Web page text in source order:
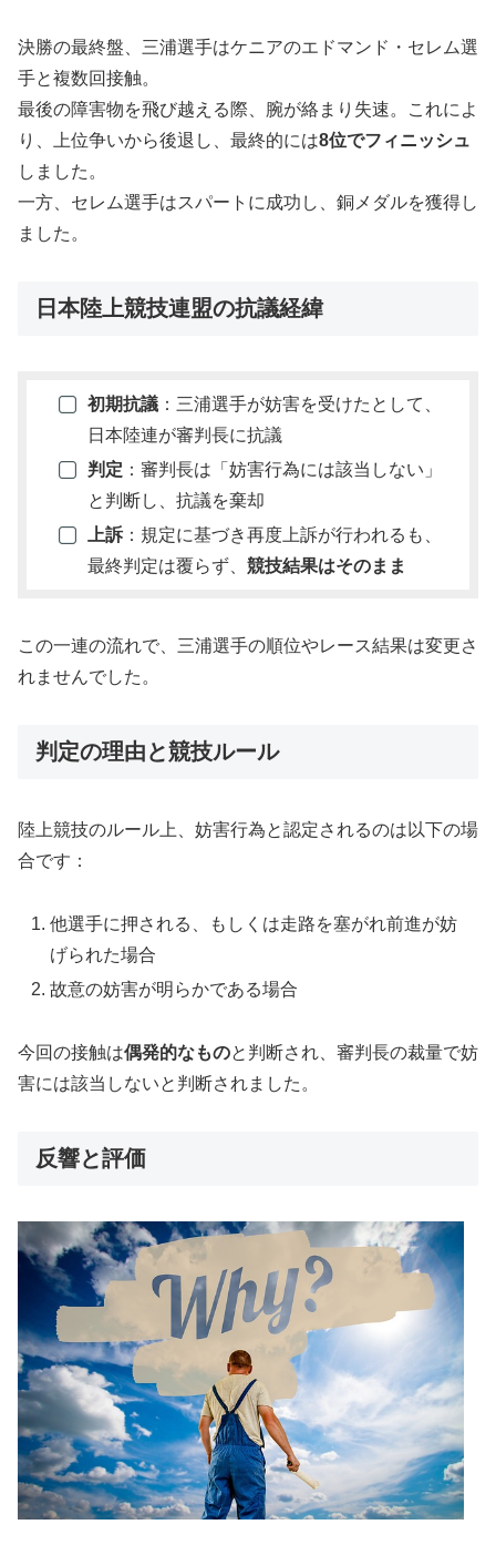
決勝の最終盤、三浦選手はケニアのエドマンド・セレム選
手と複数回接触。
最後の障害物を飛び越える際、腕が絡まり失速。これによ
り、上位争いから後退し、最終的には8位でフィニッシュ
しました。
一方、セレム選手はスパートに成功し、銅メダルを獲得し
ました。
日本陸上競技連盟の抗議経緯
初期抗議：三浦選手が妨害を受けたとして、
日本陸連が審判長に抗議
判定 ：審判長は「妨害行為には該当しない」
と判断し、抗議を棄却
上訴：規定に基づき再度上訴が行われるも、
最終判定は覆らず、 競技結果はそのまま
この一連の流れで、三浦選手の順位やレース結果は変更さ
れませんでした。
判定の理由と競技ルール
陸上競技のルール上、妨害行為と認定されるのは以下の場
合です：
他選手に押される、もしくは走路を塞がれ前進が妨
げられた場合
故意の妨害が明らかである場合
今回の接触は偶発的なものと判断され、審判長の裁量で妨
害には該当しないと判断されました。
反響と評価